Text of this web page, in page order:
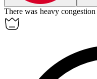
There was heavy congestion